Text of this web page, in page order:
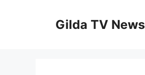
Gilda TV News